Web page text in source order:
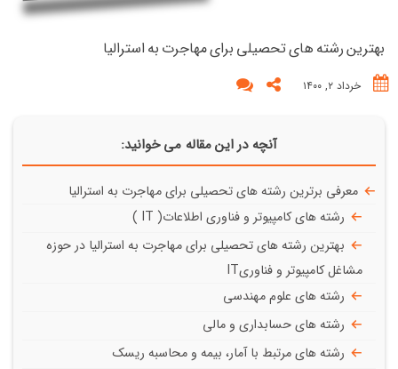
بهترین رشته های تحصیلی برای مهاجرت به استرالیا
خرداد ۲, ۱۴۰۰
آنچه در این مقاله می خوانید:
معرفی برترین رشته های تحصیلی برای مهاجرت به استرالیا
رشته های کامپیوتر و فناوری اطلاعات( IT )
بهترین رشته های تحصیلی برای مهاجرت به استرالیا در حوزه
مشاغل کامپیوتر و فناوریIT
رشته های علوم مهندسی
رشته های حسابداری و مالی
رشته های مرتبط با آمار، بیمه و محاسبه ریسک